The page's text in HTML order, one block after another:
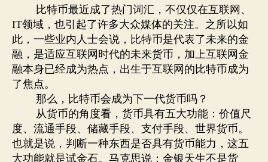
一
代
金
融
吗？
比特币最近成了热门词汇，不仅仅在互联网、
IT领域，也引起了许多大众媒体的关注。之所以如
此，一些业内人士会说，比特币是代表了未来的金
融，是适应互联网时代的未来货币，加上互联网金
融本身已经成为热点，出生于互联网的比特币成为
了焦点。
那么，比特币会成为下一代货币吗？
从货币的角度看，货币具有五大功能：价值尺
度、流通手段、储藏手段、支付手段、世界货币。
也就是说，判断一种东西是否具有货币能力，这五
大功能就是试金石。马克思说：金银天生不是货